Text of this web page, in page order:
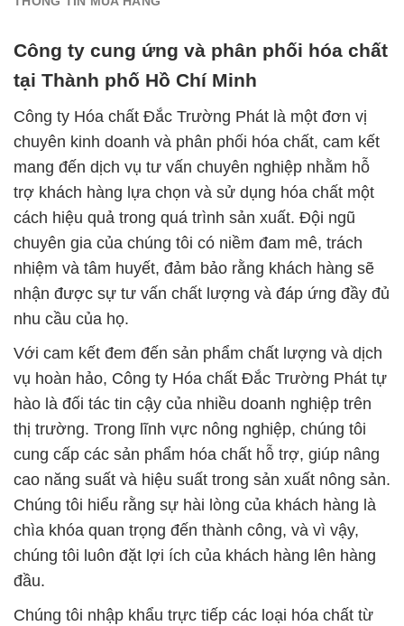
Công ty cung ứng và phân phối hóa chất
tại Thành phố Hồ Chí Minh
Công ty Hóa chất Đắc Trường Phát là một đơn vị
chuyên kinh doanh và phân phối hóa chất, cam kết
mang đến dịch vụ tư vấn chuyên nghiệp nhằm hỗ
trợ khách hàng lựa chọn và sử dụng hóa chất một
cách hiệu quả trong quá trình sản xuất. Đội ngũ
chuyên gia của chúng tôi có niềm đam mê, trách
nhiệm và tâm huyết, đảm bảo rằng khách hàng sẽ
nhận được sự tư vấn chất lượng và đáp ứng đầy đủ
nhu cầu của họ.
Với cam kết đem đến sản phẩm chất lượng và dịch
vụ hoàn hảo, Công ty Hóa chất Đắc Trường Phát tự
hào là đối tác tin cậy của nhiều doanh nghiệp trên
thị trường. Trong lĩnh vực nông nghiệp, chúng tôi
cung cấp các sản phẩm hóa chất hỗ trợ, giúp nâng
cao năng suất và hiệu suất trong sản xuất nông sản.
Chúng tôi hiểu rằng sự hài lòng của khách hàng là
chìa khóa quan trọng đến thành công, và vì vậy,
chúng tôi luôn đặt lợi ích của khách hàng lên hàng
đầu.
Chúng tôi nhập khẩu trực tiếp các loại hóa chất từ